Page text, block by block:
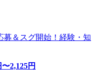
募＆スグ開始！経験・知
〜2,125円